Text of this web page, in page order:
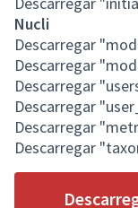
Nucli
Descarregar
Descarregar
Descarregar
Descarregar
Descarregar
Descarregar